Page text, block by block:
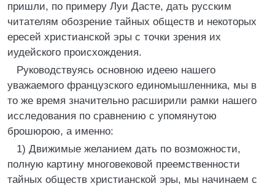
пришли, по примеру Луи Дасте, дать русским
читателям обозрение тайных обществ и некоторых
ересей христианской эры с точки зрения их
иудейского происхождения.
Руководствуясь основною идеею нашего
уважаемого французского единомышленника, мы в
то же время значительно расширили рамки нашего
исследования по сравнению с упомянутою
брошюрою, а именно:
1) Движимые желанием дать по возможности,
полную картину многовековой преемственности
тайных обществ христианской эры, мы начинаем с